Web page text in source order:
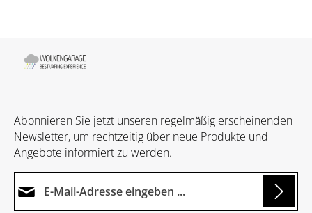
Abonnieren Sie jetzt unseren regelmäßig erscheinenden
Newsletter, um rechtzeitig über neue Produkte und
Angebote informiert zu werden.